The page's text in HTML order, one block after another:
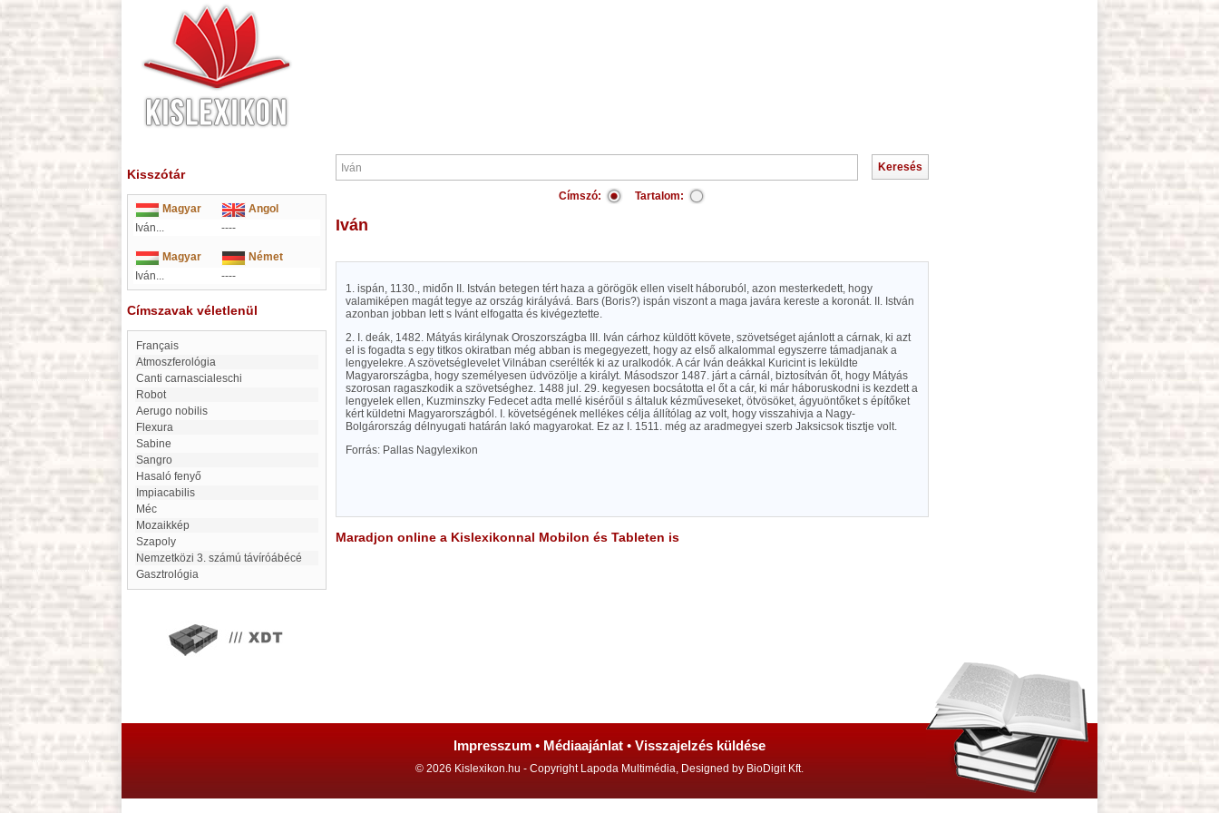
Kisszótár
Magyar
Angol
Iván...
----
Magyar
Német
Iván...
----
Címszavak véletlenül
Français
atmoszferológia
Canti carnascialeschi
robot
Aerugo nobilis
flexura
Sabine
Sangro
Hasaló fenyő
impiacabilis
Méc
mozaikkép
Szapoly
nemzetközi 3. számú távíróábécé
gasztrológia
Címszó: Tartalom:
Iván
1. ispán, 1130., midőn II. István betegen tért haza a görögök ellen viselt háboruból, azon mesterkedett, hogy
valamiképen magát tegye az ország királyává. Bars (Boris?) ispán viszont a maga javára kereste a koronát. II. István
azonban jobban lett s Ivánt elfogatta és kivégeztette.
2. I. deák, 1482. Mátyás királynak Oroszországba III. Iván cárhoz küldött követe, szövetséget ajánlott a cárnak, ki azt
el is fogadta s egy titkos okiratban még abban is megegyezett, hogy az első alkalommal egyszerre támadjanak a
lengyelekre. A szövetséglevelet Vilnában cserélték ki az uralkodók. A cár Iván deákkal Kuricint is leküldte
Magyarországba, hogy személyesen üdvözölje a királyt. Másodszor 1487. járt a cárnál, biztosítván őt, hogy Mátyás
szorosan ragaszkodik a szövetséghez. 1488 jul. 29. kegyesen bocsátotta el őt a cár, ki már háboruskodni is kezdett a
lengyelek ellen, Kuzminszky Fedecet adta mellé kisérőül s általuk kézműveseket, ötvösöket, ágyuöntőket s építőket
kért küldetni Magyarországból. I. követségének mellékes célja állítólag az volt, hogy visszahivja a Nagy-
Bolgárország délnyugati határán lakó magyarokat. Ez az I. 1511. még az aradmegyei szerb Jaksicsok tisztje volt.
Forrás: Pallas Nagylexikon
Maradjon online a Kislexikonnal Mobilon és Tableten is
Impresszum • Médiaajánlat • Visszajelzés küldése
© 2026 Kislexikon.hu - Copyright Lapoda Multimédia, Designed by BioDigit Kft.